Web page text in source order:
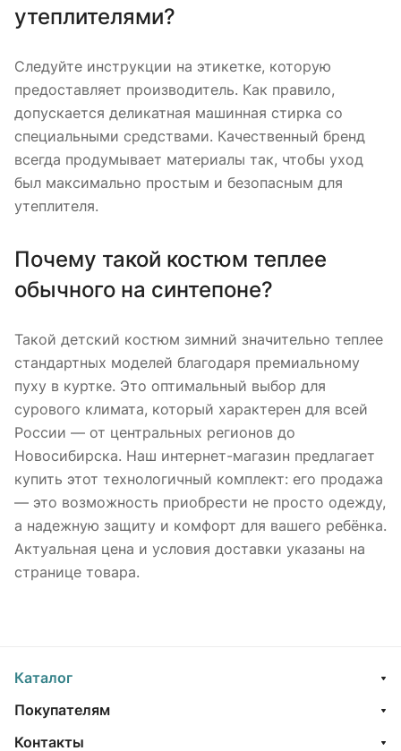
утеплителями?
Следуйте инструкции на этикетке, которую
предоставляет производитель. Как правило,
допускается деликатная машинная стирка со
специальными средствами. Качественный бренд
всегда продумывает материалы так, чтобы уход
был максимально простым и безопасным для
утеплителя.
Почему такой костюм теплее
обычного на синтепоне?
Такой детский костюм зимний значительно теплее
стандартных моделей благодаря премиальному
пуху в куртке. Это оптимальный выбор для
сурового климата, который характерен для всей
России — от центральных регионов до
Новосибирска. Наш интернет-магазин предлагает
купить этот технологичный комплект: его продажа
— это возможность приобрести не просто одежду,
а надежную защиту и комфорт для вашего ребёнка.
Актуальная цена и условия доставки указаны на
странице товара.
Каталог
Покупателям
Контакты